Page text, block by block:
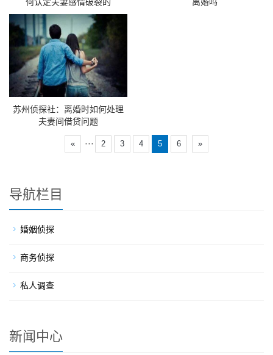
苏州侦探社：离婚时如何处理
夫妻间借贷问题
« ··· 2 3 4 5 6 »
导航栏目
婚姻侦探
商务侦探
私人调查
新闻中心